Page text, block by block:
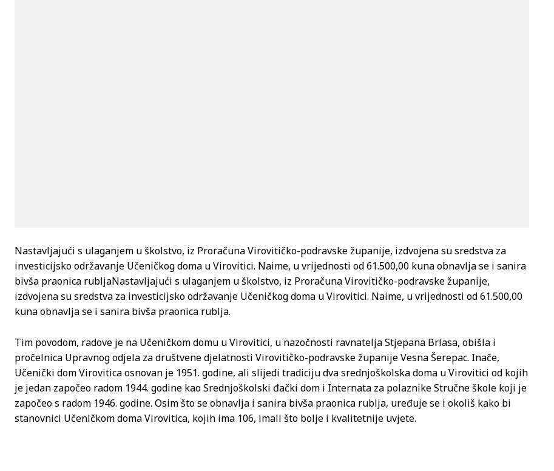
Nastavljajući s ulaganjem u školstvo, iz Proračuna Virovitičko-podravske županije, izdvojena su sredstva za
investicijsko održavanje Učeničkog doma u Virovitici. Naime, u vrijednosti od 61.500,00 kuna obnavlja se i sanira
bivša praonica rubljaNastavljajući s ulaganjem u školstvo, iz Proračuna Virovitičko-podravske županije,
izdvojena su sredstva za investicijsko održavanje Učeničkog doma u Virovitici. Naime, u vrijednosti od 61.500,00
kuna obnavlja se i sanira bivša praonica rublja.
Tim povodom, radove je na Učeničkom domu u Virovitici, u nazočnosti ravnatelja Stjepana Brlasa, obišla i
pročelnica Upravnog odjela za društvene djelatnosti Virovitičko-podravske županije Vesna Šerepac. Inače,
Učenički dom Virovitica osnovan je 1951. godine, ali slijedi tradiciju dva srednjoškolska doma u Virovitici od kojih
je jedan započeo radom 1944. godine kao Srednjoškolski đački dom i Internata za polaznike Stručne škole koji je
započeo s radom 1946. godine. Osim što se obnavlja i sanira bivša praonica rublja, uređuje se i okoliš kako bi
stanovnici Učeničkom doma Virovitica, kojih ima 106, imali što bolje i kvalitetnije uvjete.